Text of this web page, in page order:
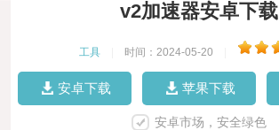
v2加速器安卓下载
工具 时间：2024-05-20
安卓下载 苹果下载
安卓市场，安全绿色